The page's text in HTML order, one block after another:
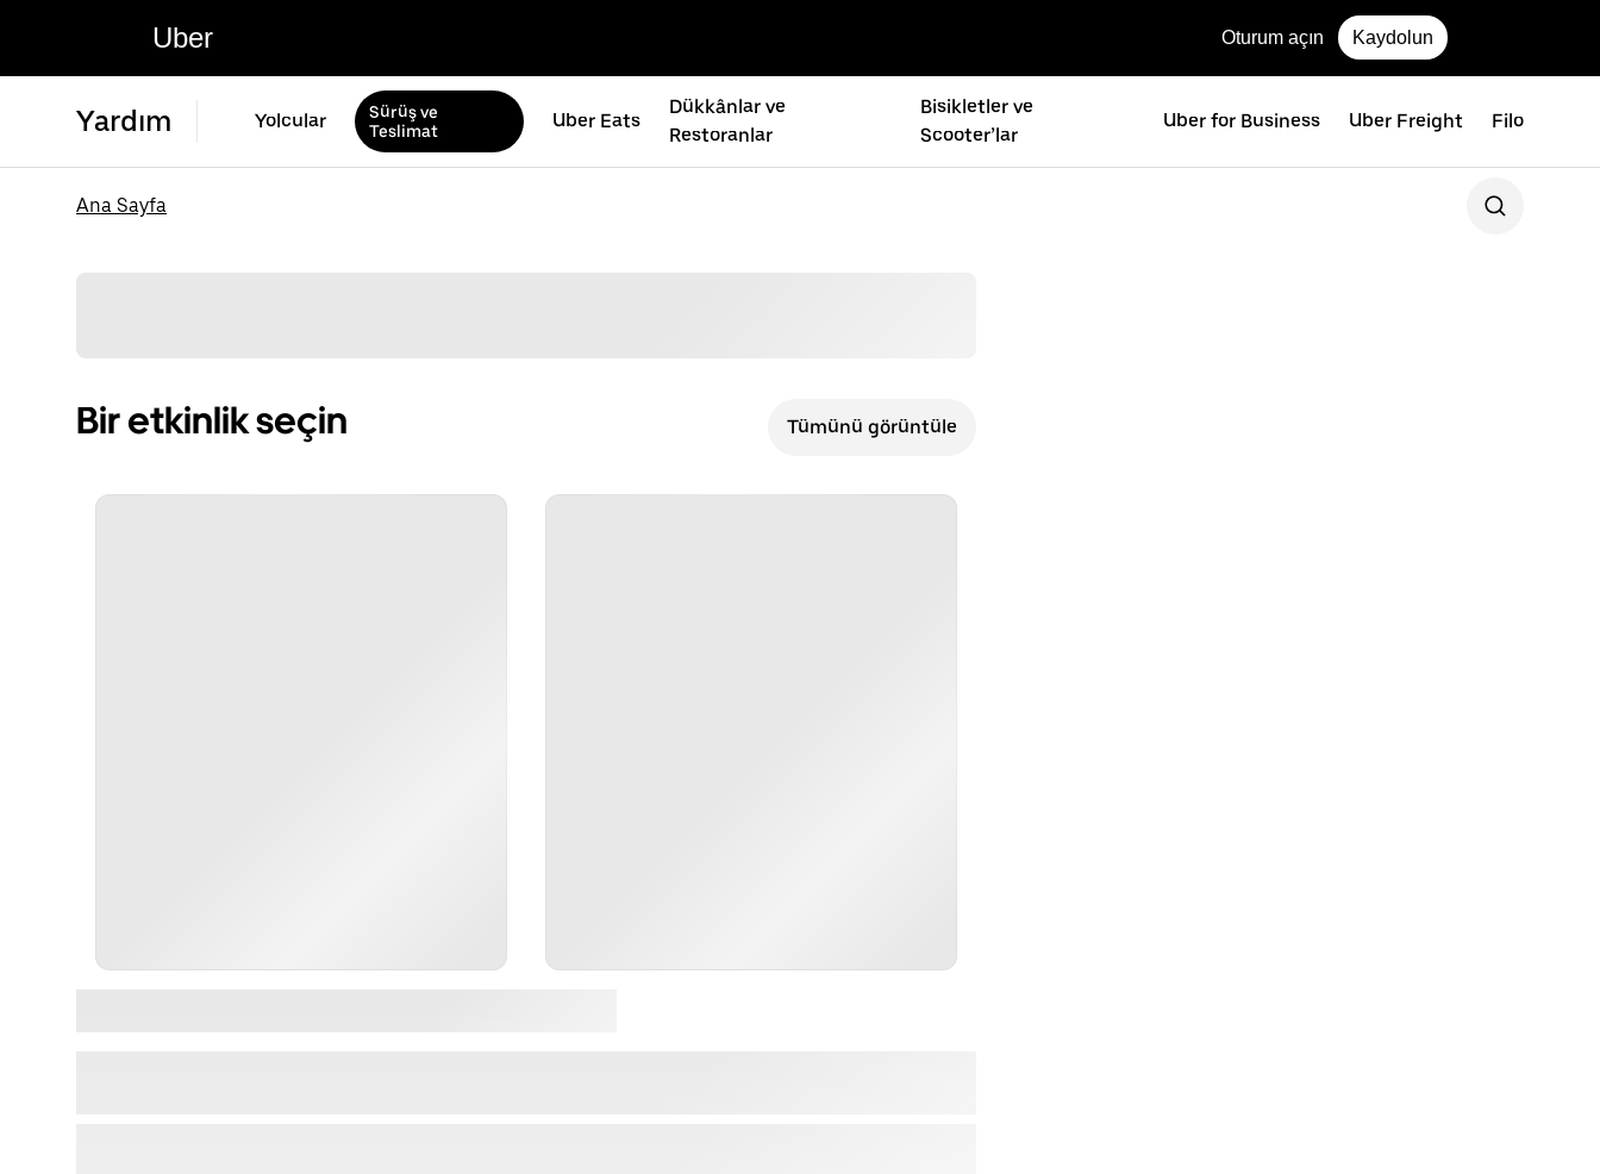
Uber Oturum açın Kaydolun
Yardım Yolcular
Sürüş ve
Teslimat
Uber Eats
Dükkânlar ve
Restoranlar
Bisikletler ve
Scooter’lar
Uber for Business Uber Freight Filo
Ana Sayfa
Bir etkinlik seçin Tümünü görüntüle